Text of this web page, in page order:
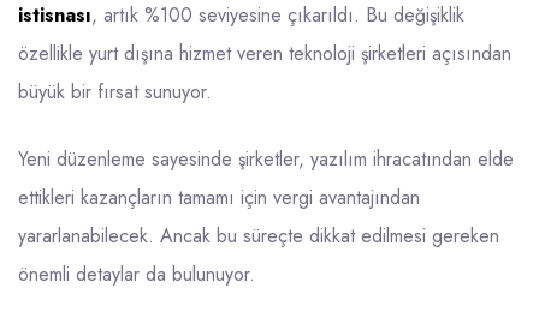
istisnası, artık %100 seviyesine çıkarıldı. Bu değişiklik
özellikle yurt dışına hizmet veren teknoloji şirketleri açısından
büyük bir fırsat sunuyor.
Yeni düzenleme sayesinde şirketler, yazılım ihracatından elde
ettikleri kazançların tamamı için vergi avantajından
yararlanabilecek. Ancak bu süreçte dikkat edilmesi gereken
önemli detaylar da bulunuyor.